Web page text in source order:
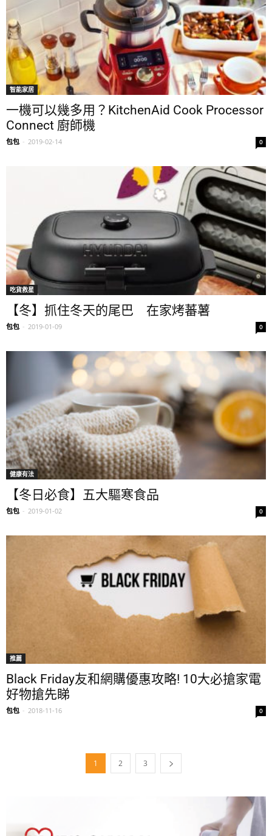
智能家居
一機可以幾多用？KitchenAid Cook Processor
Connect 廚師機
包包 - 2019-02-14 0
吃貨救星
【冬】抓住冬天的尾巴 在家烤蕃薯
包包 - 2019-01-09 0
健康有法
【冬日必食】五大驅寒食品
包包 - 2019-01-02 0
推薦
Black Friday友和網購優惠攻略! 10大必搶家電
好物搶先睇
包包 - 2018-11-16 0
1 2 3